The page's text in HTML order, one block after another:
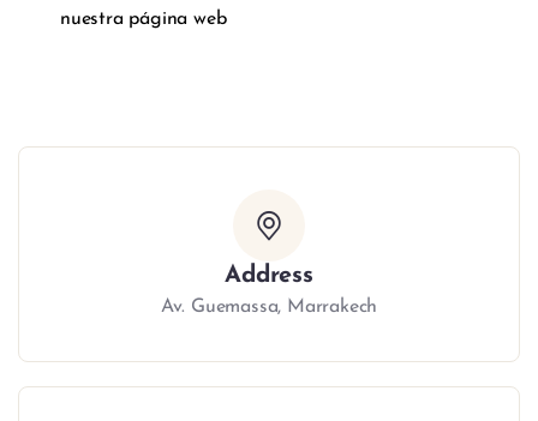
nuestra página web
Address
Av. Guemassa, Marrakech